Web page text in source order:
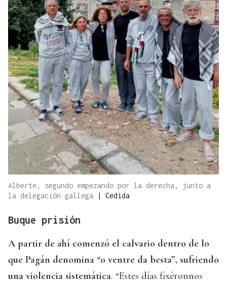
Alberte, segundo empezando por la derecha, junto a
la delegación gallega
| Cedida
Buque prisión
A partir de ahí comenzó el calvario dentro de lo
que Pagán denomina “o ventre da besta”, sufriendo
una violencia sistemática. “Estes días fixéronnos